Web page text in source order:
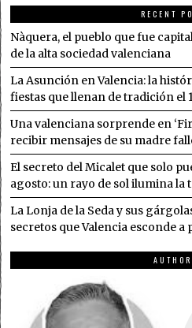
RECENT
Nàquera, el pueblo que fue
de la alta sociedad valenciana
La Asunción en Valencia: la
fiestas que llenan de tradición el
Una valenciana sorprende en
recibir mensajes de su madre
El secreto del Micalet que solo
agosto: un rayo de sol ilumina la
La Lonja de la Seda y sus
secretos que Valencia esconde a